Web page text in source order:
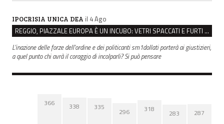
IPOCRISIA UNICA DEA il 4 Ago
REGGIO, PIAZZALE EUROPA È UN INCUBO: VETRI SPACCATI E FURTI SULLE AUTO IN SOSTA
L'inazione delle forze dell'ordine e dei politicanti sm1dollati porterà ai giustizieri,
a quel punto chi avrà il coraggio di incolparli? Si può pensare
366 338 335
296 318 283 287